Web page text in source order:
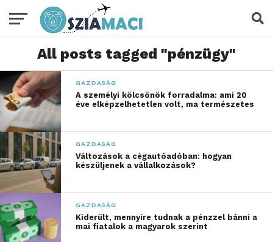
All posts tagged "pénzügy"
GAZDASÁG
A személyi kölcsönök forradalma: ami 20
éve elképzelhetetlen volt, ma természetes
GAZDASÁG
Változások a cégautóadóban: hogyan
készüljenek a vállalkozások?
GAZDASÁG
Kiderült, mennyire tudnak a pénzzel bánni a
mai fiatalok a magyarok szerint